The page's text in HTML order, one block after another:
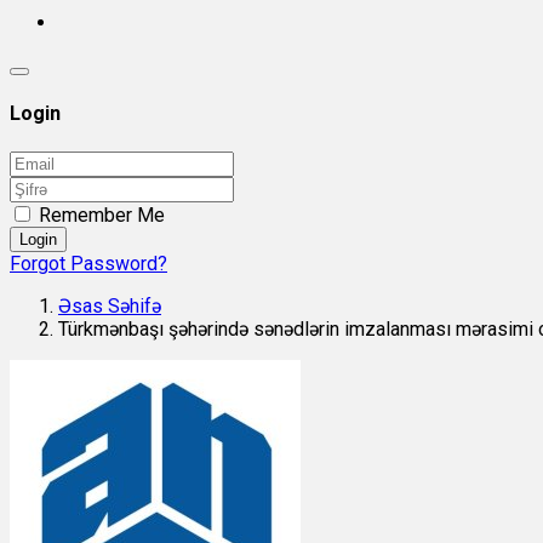
Login
Remember Me
Login
Forgot Password?
Əsas Səhifə
Türkmənbaşı şəhərində sənədlərin imzalanması mərasimi